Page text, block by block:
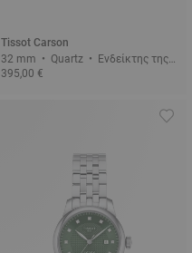
Tissot Carson
32 mm • Quartz • Ενδείκτης της
φάσης της σελήνης
395,00 €